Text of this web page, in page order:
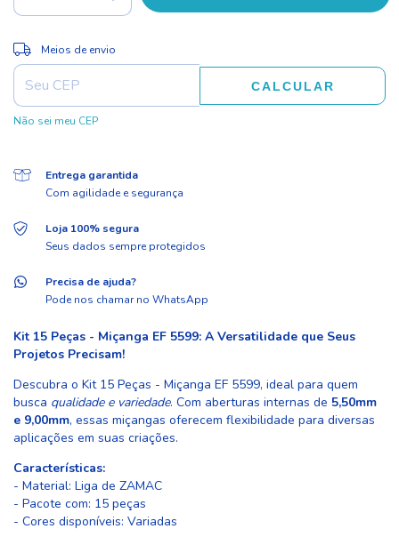
Entregas para o CEP:
Meios de envio
CALCULAR
Não sei meu CEP
Entrega garantida
Com agilidade e segurança
Loja 100% segura
Seus dados sempre protegidos
Precisa de ajuda?
Pode nos chamar no WhatsApp
Kit 15 Peças - Miçanga EF 5599: A Versatilidade que Seus
Projetos Precisam!
Descubra o Kit 15 Peças - Miçanga EF 5599, ideal para quem
busca qualidade e variedade. Com aberturas internas de 5,50mm
e 9,00mm, essas miçangas oferecem flexibilidade para diversas
aplicações em suas criações.
Características:
- Material: Liga de ZAMAC
- Pacote com: 15 peças
- Cores disponíveis: Variadas